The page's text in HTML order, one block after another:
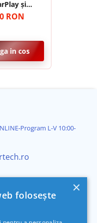
și
RDS,
RON
in cos
Program L-V 10:00-
×
folosește